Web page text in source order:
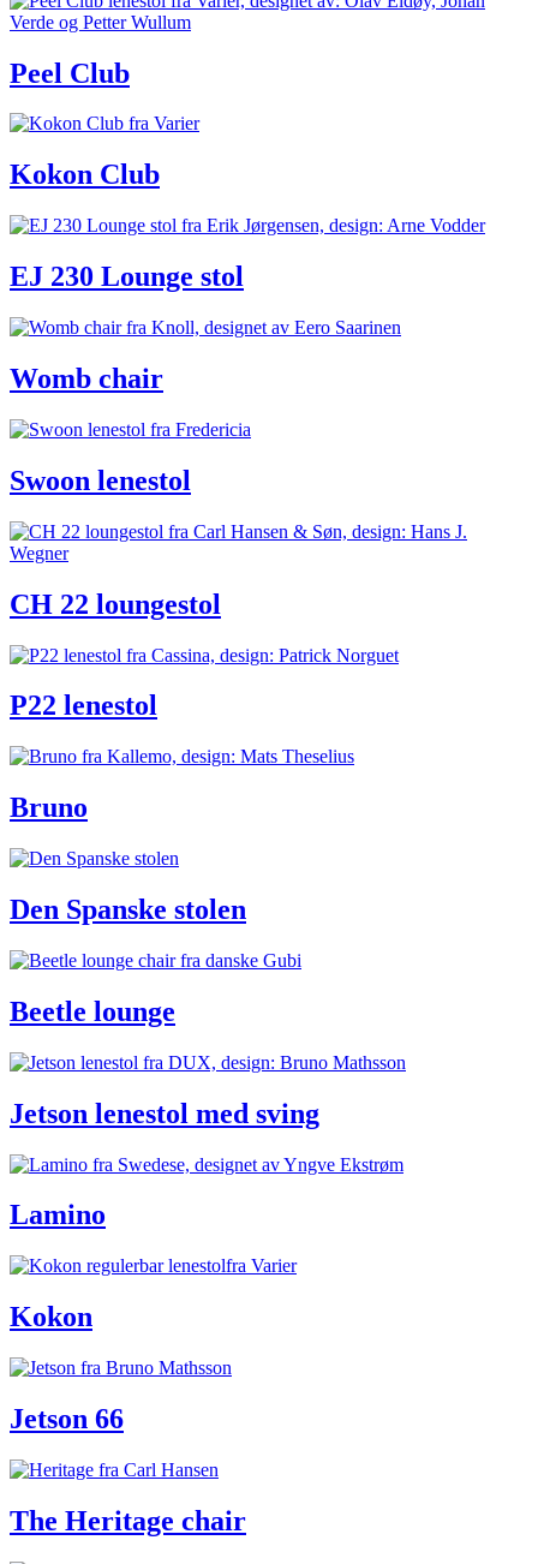
Peel Club
Kokon Club
EJ 230 Lounge stol
Womb chair
Swoon lenestol
CH 22 loungestol
P22 lenestol
Bruno
Den Spanske stolen
Beetle lounge
Jetson lenestol med sving
Lamino
Kokon
Jetson 66
The Heritage chair